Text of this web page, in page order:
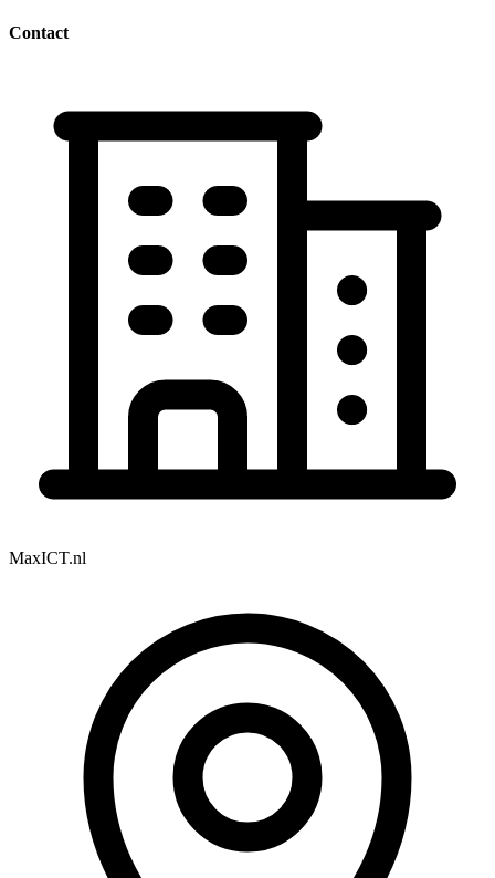
Contact
MaxICT.nl